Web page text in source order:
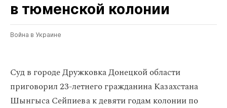
в тюменской колонии
Война в Украине
Суд в городе Дружковка Донецкой области
приговорил 23-летнего гражданина Казахстана
Шынгыса Сейпиева к девяти годам колонии по